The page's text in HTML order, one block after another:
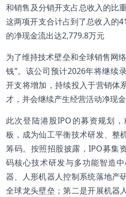
和销售及分销开支占总收入的比
这两项开支合计占到了总收入的
的净现金流出达2,779.8万元
为了维持技术壁垒和全球销售网
钱”。该公司预计2026年将继续
开支将增加，持续投入于营销体
才，并会继续产生经营活动净现金
此次登陆港股IPO的募资规划
板，成为仙工平衡技术研发、整
筹码。按照招股披露，IPO募集
码核心技术研发与多功能智造
器、人形机器人控制系统落地产
全球龙头壁垒；第二是开展机器